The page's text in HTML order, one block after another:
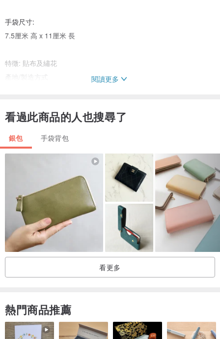
手袋尺寸:
7.5厘米 高 x 11厘米 長
特徵: 貼布及繡花
產地/製造方式
閱讀更多
看過此商品的人也搜尋了
銀包 手袋背包
看更多
熱門商品推薦